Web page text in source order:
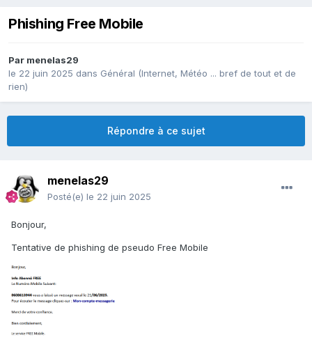
Phishing Free Mobile
Par menelas29
le 22 juin 2025 dans Général (Internet, Météo ... bref de tout et de
rien)
Répondre à ce sujet
menelas29
Posté(e) le 22 juin 2025
Bonjour,
Tentative de phishing de pseudo Free Mobile